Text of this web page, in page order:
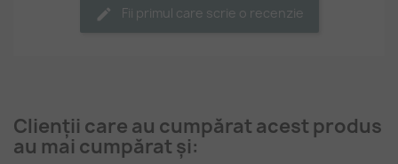
Fii primul care scrie o recenzie
Clienții care au cumpărat acest produs
au mai cumpărat și: